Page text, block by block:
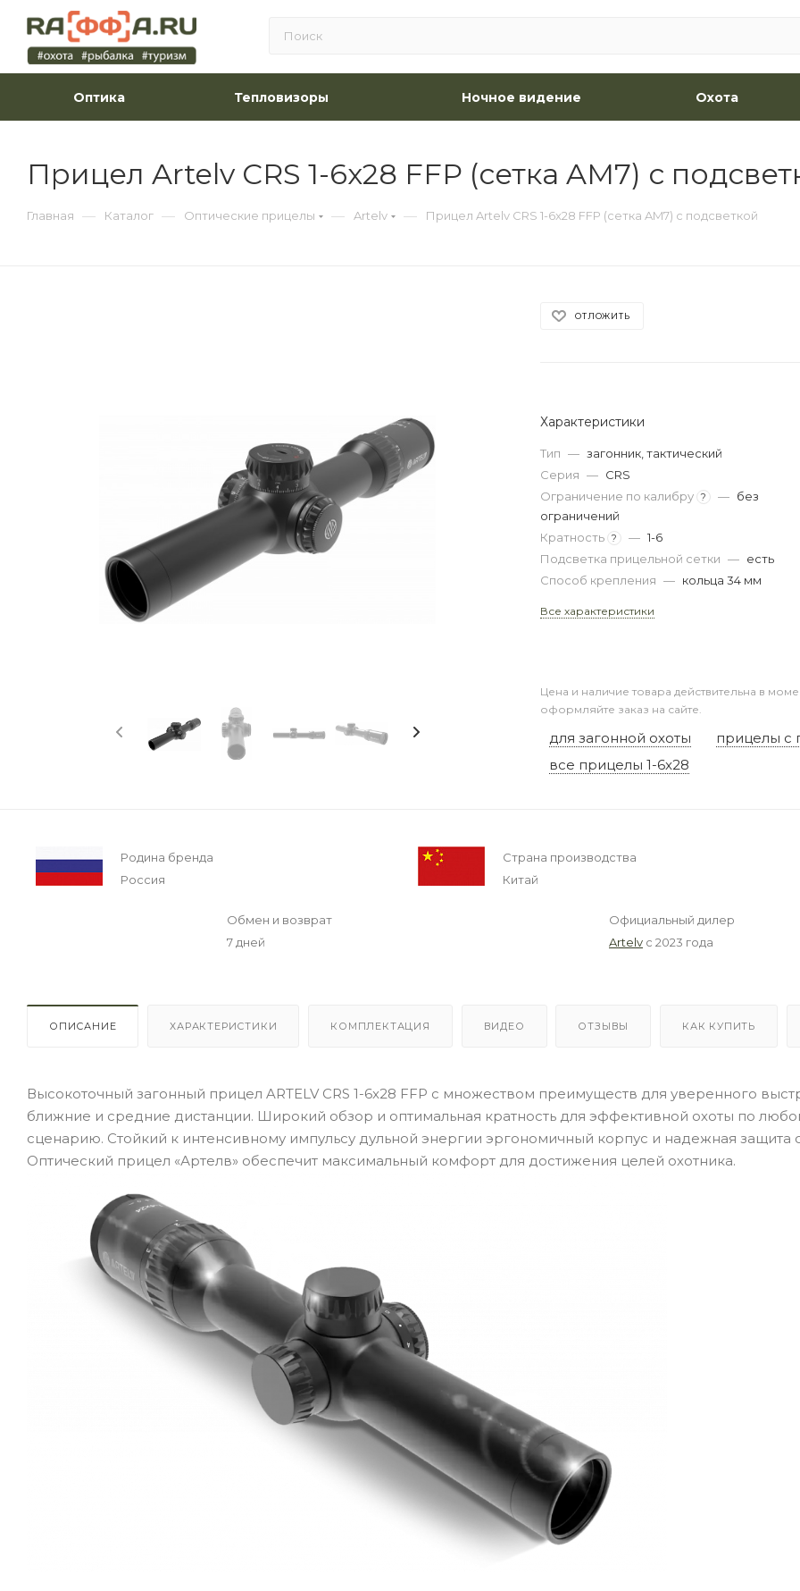
Оптика Тепловизоры Ночное видение Охота
Прицел Artelv CRS 1-6x28 FFP (сетка AM7) с
Главная — Каталог — Оптические прицелы — Artelv — Прицел Artelv CRS 1-6x28 FFP (сетка AM7) с подсветкой
ОТЛОЖИТЬ
Характеристики
Тип — загонник, тактический
Серия — CRS
Ограничение по калибру ? — без
ограничений
Кратность ? — 1-6
Подсветка прицельной сетки — есть
Способ крепления — кольца 34 мм
Все характеристики
Цена и наличие товара действительна в
оформляйте заказ на сайте.
для загонной охоты
прицелы с
все прицелы 1-6x28
Родина бренда
Россия
Страна производства
Китай
Обмен и возврат
7 дней
Официальный дилер
Artelv с 2023 года
ОПИСАНИЕ ХАРАКТЕРИСТИКИ КОМПЛЕКТАЦИЯ ВИДЕО ОТЗЫВЫ КАК КУПИТЬ
Высокоточный загонный прицел ARTELV CRS 1-6x28 FFP с множеством преимуществ для уверенного
ближние и средние дистанции. Широкий обзор и оптимальная кратность для эффективной охоты по
сценарию. Стойкий к интенсивному импульсу дульной энергии эргономичный корпус и надежная защита
Оптический прицел «Артелв» обеспечит максимальный комфорт для достижения целей охотника.